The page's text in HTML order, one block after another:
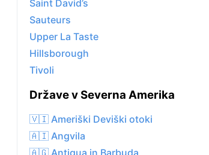
Saint David’s
Sauteurs
Upper La Taste
Hillsborough
Tivoli
Države v Severna Amerika
🇻🇮 Ameriški Deviški otoki
🇦🇮 Angvila